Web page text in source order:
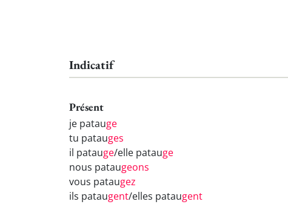
Indicatif
Présent
je patauge
tu patauges
il patauge/elle patauge
nous pataugeons
vous pataugez
ils pataugent/elles pataugent